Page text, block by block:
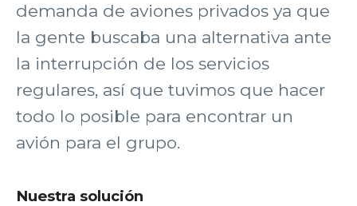
demanda de aviones privados ya que
la gente buscaba una alternativa ante
la interrupción de los servicios
regulares, así que tuvimos que hacer
todo lo posible para encontrar un
avión para el grupo.
Nuestra solución